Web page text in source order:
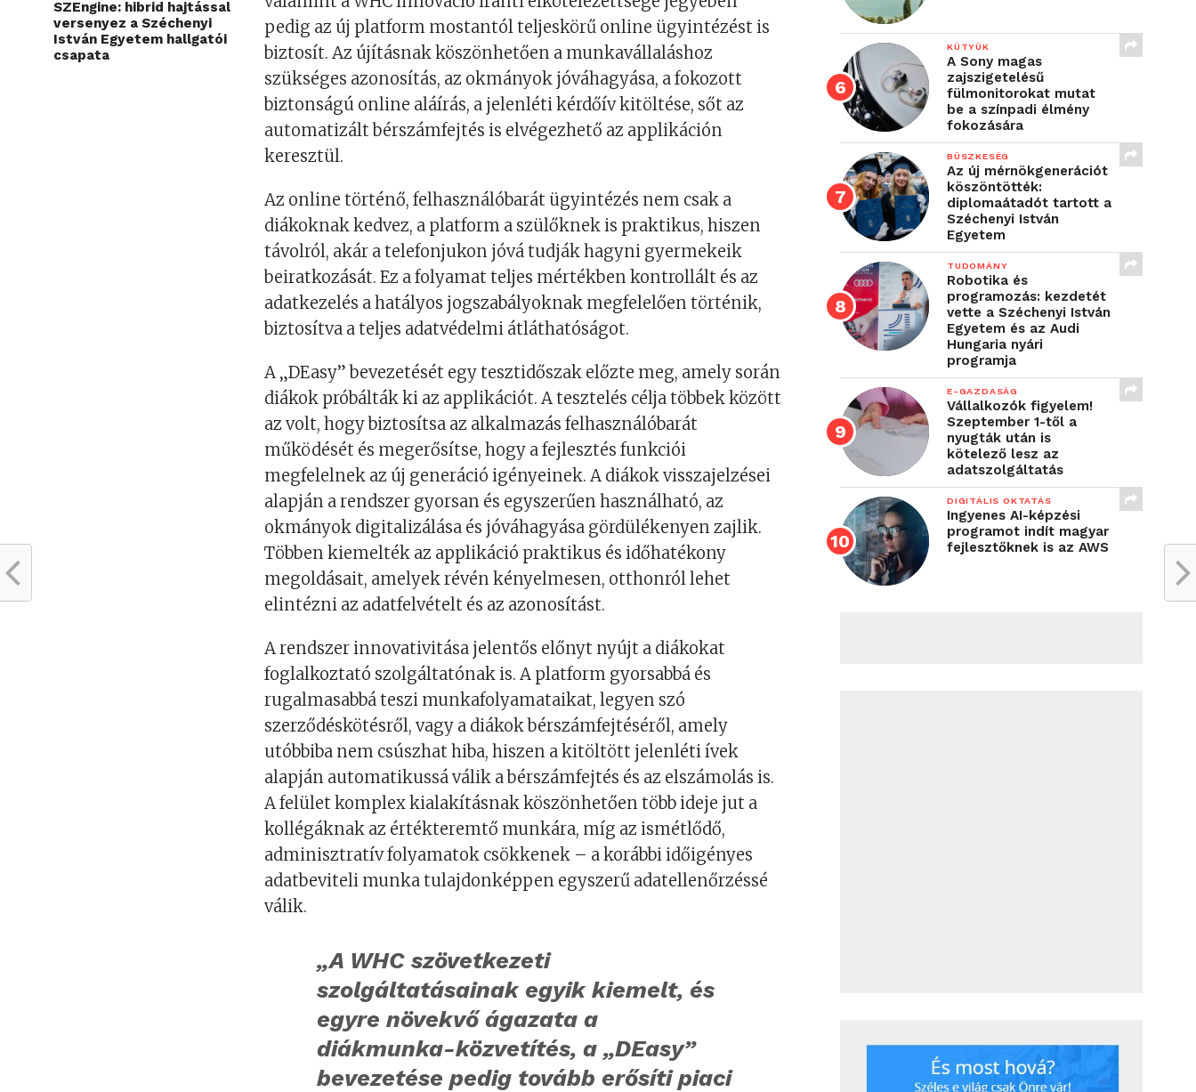
SZEngine: hibrid hajtással
versenyez a Széchenyi
István Egyetem hallgatói
csapata
pedig az új platform mostantól teljeskörű online ügyintézést is
biztosít. Az újításnak köszönhetően a munkavállaláshoz
szükséges azonosítás, az okmányok jóváhagyása, a fokozott
biztonságú online aláírás, a jelenléti kérdőív kitöltése, sőt az
automatizált bérszámfejtés is elvégezhető az applikáción
keresztül.
Az online történő, felhasználóbarát ügyintézés nem csak a
diákoknak kedvez, a platform a szülőknek is praktikus, hiszen
távolról, akár a telefonjukon jóvá tudják hagyni gyermekeik
beiratkozását. Ez a folyamat teljes mértékben kontrollált és az
adatkezelés a hatályos jogszabályoknak megfelelően történik,
biztosítva a teljes adatvédelmi átláthatóságot.
A „DEasy” bevezetését egy tesztidőszak előzte meg, amely során
diákok próbálták ki az applikációt. A tesztelés célja többek között
az volt, hogy biztosítsa az alkalmazás felhasználóbarát
működését és megerősítse, hogy a fejlesztés funkciói
megfelelnek az új generáció igényeinek. A diákok visszajelzései
alapján a rendszer gyorsan és egyszerűen használható, az
okmányok digitalizálása és jóváhagyása gördülékenyen zajlik.
Többen kiemelték az applikáció praktikus és időhatékony
megoldásait, amelyek révén kényelmesen, otthonról lehet
elintézni az adatfelvételt és az azonosítást.
A rendszer innovativitása jelentős előnyt nyújt a diákokat
foglalkoztató szolgáltatónak is. A platform gyorsabbá és
rugalmasabbá teszi munkafolyamataikat, legyen szó
szerződéskötésről, vagy a diákok bérszámfejtéséről, amely
utóbbiba nem csúszhat hiba, hiszen a kitöltött jelenléti ívek
alapján automatikussá válik a bérszámfejtés és az elszámolás is.
A felület komplex kialakításnak köszönhetően több ideje jut a
kollégáknak az értékteremtő munkára, míg az ismétlődő,
adminisztratív folyamatok csökkenek – a korábbi időigényes
adatbeviteli munka tulajdonképpen egyszerű adatellenőrzéssé
válik.
„A WHC szövetkezeti
szolgáltatásainak egyik kiemelt, és
egyre növekvő ágazata a
diákmunka-közvetítés, a „DEasy”
bevezetése pedig tovább erősíti piaci
KÜTYÜK
A Sony magas
zajszigetelésű
fülmonitorokat mutat
be a színpadi élmény
fokozására
BÜSZKESÉG
Az új mérnökgenerációt
köszöntötték:
diplomaátadót tartott a
Széchenyi István
Egyetem
TUDOMÁNY
Robotika és
programozás: kezdetét
vette a Széchenyi István
Egyetem és az Audi
Hungaria nyári
programja
E-GAZDASÁG
Vállalkozók figyelem!
Szeptember 1-től a
nyugták után is
kötelező lesz az
adatszolgáltatás
DIGITÁLIS OKTATÁS
Ingyenes AI-képzési
programot indít magyar
fejlesztőknek is az AWS